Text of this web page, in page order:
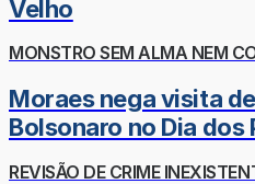
Velho
MONSTRO SEM ALMA NEM
Moraes nega visita
Bolsonaro no Dia dos
REVISÃO DE CRIME